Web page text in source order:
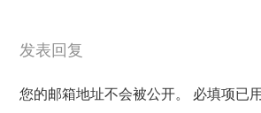
发表回复
您的邮箱地址不会被公开。 必填项已